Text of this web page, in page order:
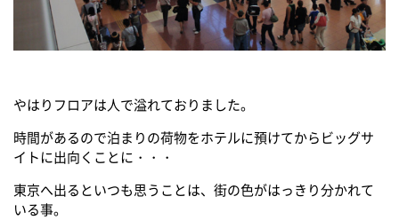
やはりフロアは人で溢れておりました。
時間があるので泊まりの荷物をホテルに預けてからビッグサ
イトに出向くことに・・・
東京へ出るといつも思うことは、街の色がはっきり分かれて
いる事。